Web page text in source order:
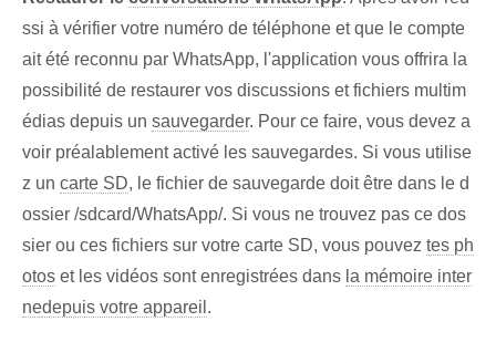
ssi à vérifier votre numéro de téléphone et que le compte
ait été reconnu par WhatsApp, l'application vous offrira la
possibilité de restaurer vos discussions et fichiers multim
édias depuis un sauvegarder. Pour ce faire, vous devez a
voir préalablement activé les sauvegardes. ‌Si‌ vous utilise
z un carte SD, ⁤le fichier de sauvegarde doit être dans⁤ le d
ossier ⁢/sdcard/WhatsApp/. Si vous ne trouvez pas ce dos
sier ou ces fichiers sur votre carte SD, vous pouvez tes ph
otos et les vidéos sont enregistrées dans la mémoire inter
nedepuis votre appareil .